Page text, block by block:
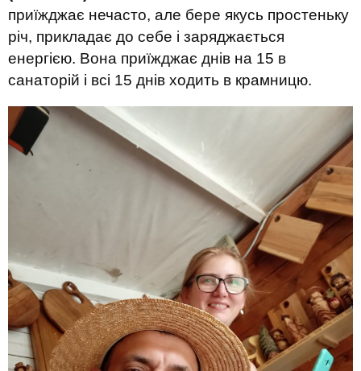
приїжджає нечасто, але бере якусь простеньку
річ, прикладає до себе і заряджається
енергією. Вона приїжджає днів на 15 в
санаторій і всі 15 днів ходить в крамницю.